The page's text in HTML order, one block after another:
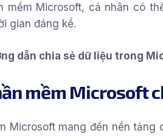
mềm Microsoft, cá nhân có
gian đáng kể.
dẫn chia sẻ dữ liệu trong
mềm Microsoft
Microsoft mang đến nền